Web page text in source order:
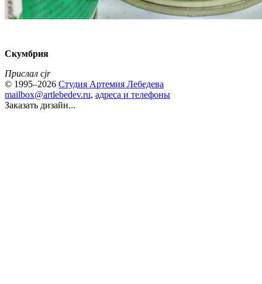
Скумбрия
Прислал cjr
© 1995–2026 Студия Артемия Лебедева
mailbox@artlebedev.ru, адреса и телефоны
Заказать дизайн...